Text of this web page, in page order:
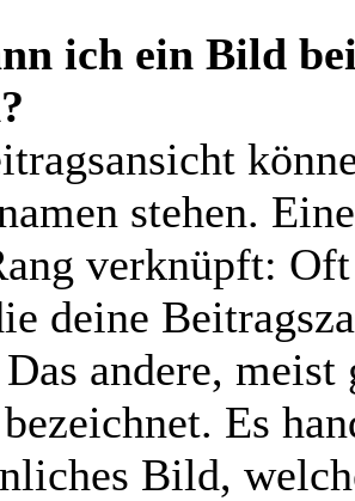
ich ein Bild
stehen.
verknüpft:
deine
Das andere,
Es
Bild,